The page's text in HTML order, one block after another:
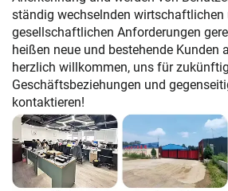
ständig wechselnden wirtschaftlichen
gesellschaftlichen Anforderungen
heißen neue und bestehende Kunden
herzlich willkommen, uns für
Geschäftsbeziehungen und
kontaktieren!